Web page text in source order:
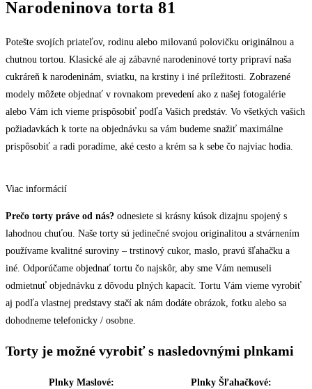
Narodeninova torta 81
Potešte svojích priateľov, rodinu alebo milovanú polovičku originálnou a
chutnou tortou. Klasické ale aj zábavné narodeninové torty pripraví naša
cukráreň k narodeninám, sviatku, na krstiny i iné príležitosti. Zobrazené
modely môžete objednať v rovnakom prevedení ako z našej fotogalérie
alebo Vám ich vieme prispôsobiť podľa Vašich predstáv. Vo všetkých vašich
požiadavkách k torte na objednávku sa vám budeme snažiť maximálne
prispôsobiť a radi poradíme, aké cesto a krém sa k sebe čo najviac hodia.
Viac informácií
Prečo torty práve od nás? odnesiete si krásny kúsok dizajnu spojený s
lahodnou chuťou. Naše torty sú jedinečné svojou originalitou a stvárnením
používame kvalitné suroviny – trstinový cukor, maslo, pravú šľahačku a
iné. Odporúčame objednať tortu čo najskôr, aby sme Vám nemuseli
odmietnuť objednávku z dôvodu plných kapacít. Tortu Vám vieme vyrobiť
aj podľa vlastnej predstavy stačí ak nám dodáte obrázok, fotku alebo sa
dohodneme telefonicky / osobne.
Torty je možné vyrobiť s nasledovnými plnkami
Plnky Maslové:
Plnky Šľahačkové: